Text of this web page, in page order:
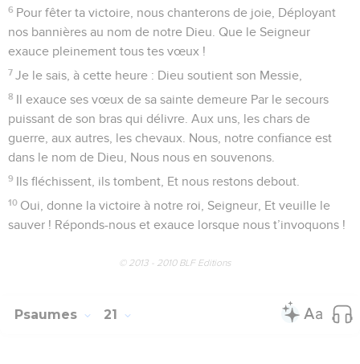
innocent de grands péchés.
Veuille agréer mes paroles, Reçois favorablement les
sentiments de mon cœur, Ô Éternel, mon rocher, Seigneur,
mon libérateur.
© 2013 - 2010 BLF Editions
Psaumes 20
Seuls les Évangiles sont disponibles en vidéo pour le moment.
Le roi peut compter sur le Seigneur
Que l’Éternel t’exauce quand tu es en danger, Et que ta